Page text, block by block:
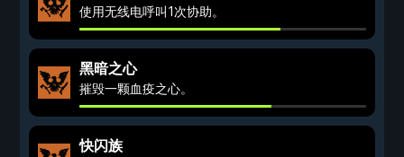
使用无线电呼叫1次协助。
黑暗之心
摧毁一颗血疫之心。
快闪族